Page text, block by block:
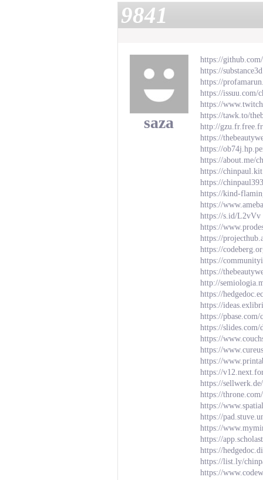
9841
saza
https://
https://
https://
https://issuu.com/
https://
https://tawk.to/
http://
https://
https://
https://about.me/
https://
https://
https://kind-
https://
https://s.id/L2vVv
https://
https://
https://
https://
https://
http://
https://
https://
https://
https://
https://
https://
https://
https://
https://
https://
https://
https://
https://
https://
https://
https://list.ly/
https://